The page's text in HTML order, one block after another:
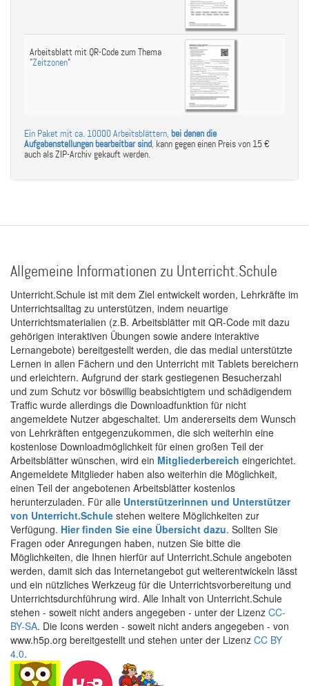
Arbeitsblatt mit QR-Code zum Thema
"Zeitzonen"
Ein Paket mit ca. 10000 Arbeitsblättern, bei denen die
Aufgabenstellungen bearbeitbar sind, kann gegen einen Preis von 15 €
auch als ZIP-Archiv gekauft werden.
Allgemeine Informationen zu Unterricht.Schule
Unterricht.Schule ist mit dem Ziel entwickelt worden, Lehrkräfte im
Unterrichtsalltag zu unterstützen, indem neuartige
Unterrichtsmaterialien (z.B. Arbeitsblätter mit QR-Code mit dazu
gehörigen interaktiven Übungen sowie andere interaktive
Lernangebote) bereitgestellt werden, die das medial unterstützte
Lernen in allen Fächern und den Unterricht mit Tablets bereichern
und erleichtern. Aufgrund der stark gestiegenen Besucherzahl
und zum Schutz vor böswillig beabsichtigtem und schädigendem
Traffic wurde allerdings die Downloadfunktion für nicht
angemeldete Nutzer abgeschaltet. Um andererseits dem Wunsch
von Lehrkräften entgegenzukommen, die sich weiterhin eine
kostenlose Downloadmöglichkeit für einen großen Teil der
Arbeitsblätter wünschen, wird ein Mitgliederbereich eingerichtet.
Angemeldete Mitglieder haben also weiterhin die Möglichkeit,
einen Teil der angebotenen Arbeitsblätter kostenlos
herunterzuladen. Für alle Unterstützerinnen und Unterstützer
von Unterricht.Schule stehen weitere Möglichkeiten zur
Verfügung. Hier finden Sie eine Übersicht dazu. Sollten Sie
Fragen oder Anregungen haben, nutzen Sie bitte die
Möglichkeiten, die Ihnen hierfür auf Unterricht.Schule angeboten
werden, damit sich das Internetangebot gut weiterentwickeln lässt
und ein nützliches Werkzeug für die Unterrichtsvorbereitung und
Unterrichtsdurchführung wird. Alle Inhalt von Unterricht.Schule
stehen - soweit nicht anders angegeben - unter der Lizenz CC-
BY-SA. Die Icons werden - soweit nicht anders angegeben - von
www.h5p.org bereitgestellt und stehen unter der Lizenz CC BY
4.0.